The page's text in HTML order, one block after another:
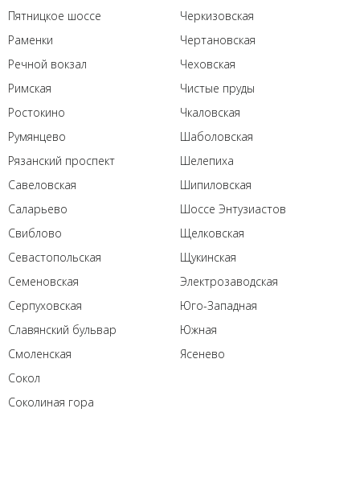
Пятницкое шоссе
Раменки
Речной вокзал
Римская
Ростокино
Румянцево
Рязанский проспект
Савеловская
Саларьево
Свиблово
Севастопольская
Семеновская
Серпуховская
Славянский бульвар
Смоленская
Сокол
Соколиная гора
Черкизовская
Чертановская
Чеховская
Чистые пруды
Чкаловская
Шаболовская
Шелепиха
Шипиловская
Шоссе Энтузиастов
Щелковская
Щукинская
Электрозаводская
Юго-Западная
Южная
Ясенево